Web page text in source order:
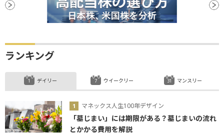
ランキング
デイリー
マネックス人生100年デザイン
「墓じまい」には期限がある？墓じまいの流れ
とかかる費用を解説
ウイークリー マンスリー